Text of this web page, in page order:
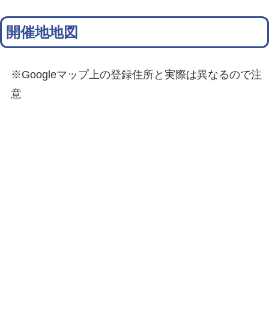
開催地地図
※Googleマップ上の登録住所と実際は異なるので注
意